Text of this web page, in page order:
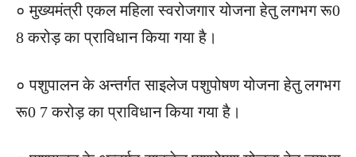
० मुख्यमंत्री एकल महिला स्वरोजगार योजना हेतु लगभग रू0
8 करोड़ का प्राविधान किया गया है।
० पशुपालन के अन्तर्गत साइलेज पशुपोषण योजना हेतु लगभग
रू0 7 करोड़ का प्राविधान किया गया है।